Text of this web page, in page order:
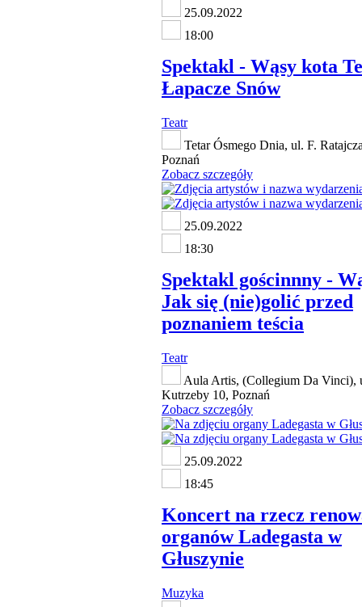
25.09.2022
18:00
Spektakl - Wąsy kota
Łapacze Snów
Teatr
Tetar Ósmego Dnia, ul. F.
Poznań
Zobacz szczegóły
25.09.2022
18:30
Spektakl gościnnny -
Jak się (nie)golić przed
poznaniem teścia
Teatr
Aula Artis, (Collegium Da Vinci),
Kutrzeby 10, Poznań
Zobacz szczegóły
25.09.2022
18:45
Koncert na rzecz
organów Ladegasta w
Głuszynie
Muzyka